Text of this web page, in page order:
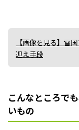
【画像を見る】雪
迎え手段
こんなところで
いもの